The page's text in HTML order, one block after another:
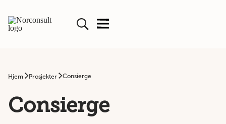
Hjem Prosjekter Consierge
Consierge